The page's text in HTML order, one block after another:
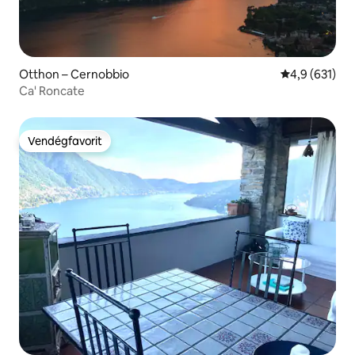
Otthon – Cernobbio Átlagos
4,9 (631)
Ca' Roncate
Vendégfavorit
Vendégfavorit